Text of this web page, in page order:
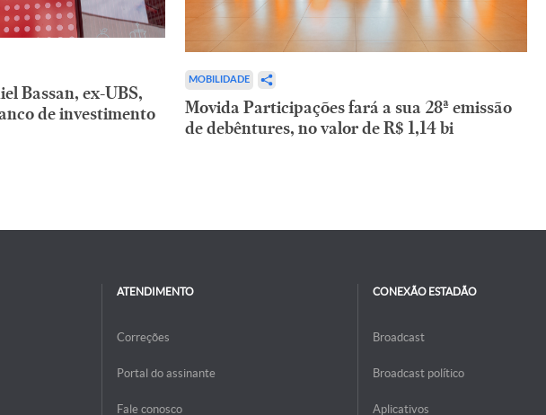
Bassan, ex-UBS,
de investimento
MOBILIDADE
Movida Participações fará a sua 28ª emissão
de debêntures, no valor de R$ 1,14 bi
ATENDIMENTO
Correções
Portal do assinante
Fale conosco
CONEXÃO ESTADÃO
Broadcast
Broadcast político
Aplicativos